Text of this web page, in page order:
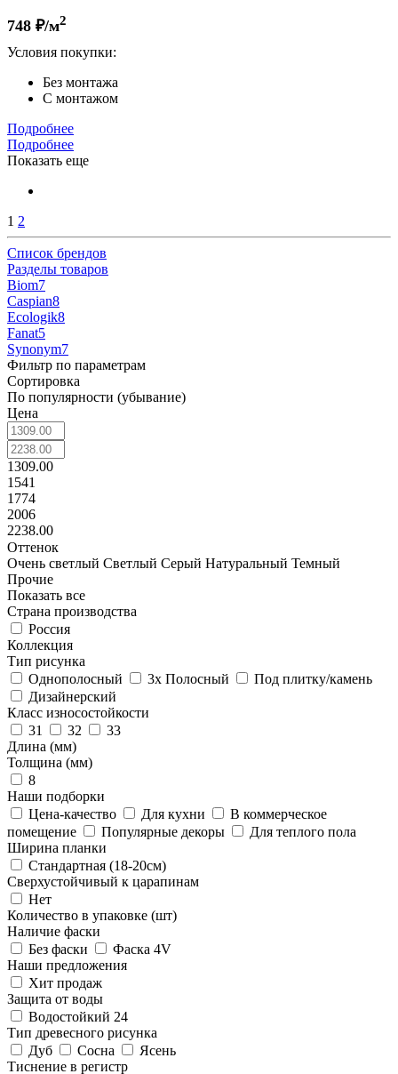
748 ₽/м2
Условия покупки:
Без монтажа
С монтажом
Подробнее
Подробнее
Показать еще
1 2
Список брендов
Разделы товаров
Biom7
Caspian8
Ecologik8
Fanat5
Synonym7
Фильтр по параметрам
Сортировка
По популярности (убывание)
Цена
1309.00
1541
1774
2006
2238.00
Оттенок
Очень светлый Светлый Серый Натуральный Темный
Прочие
Показать все
Страна производства
Россия
Коллекция
Тип рисунка
Однополосный
3х Полосный
Под плитку/камень
Дизайнерский
Класс износостойкости
31
32
33
Длина (мм)
Толщина (мм)
8
Наши подборки
Цена-качество
Для кухни
В коммерческое
помещение
Популярные декоры
Для теплого пола
Ширина планки
Стандартная (18-20см)
Сверхустойчивый к царапинам
Нет
Количество в упаковке (шт)
Наличие фаски
Без фаски
Фаска 4V
Наши предложения
Хит продаж
Защита от воды
Водостойкий 24
Тип древесного рисунка
Дуб
Сосна
Ясень
Тиснение в регистр